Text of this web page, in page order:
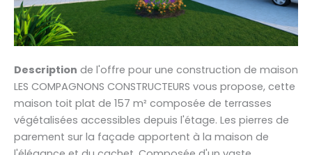
Description de l'offre pour une construction de maison
LES COMPAGNONS CONSTRUCTEURS vous propose, cette
maison toit plat de 157 m² composée de terrasses
végétalisées accessibles depuis l'étage. Les pierres de
parement sur la façade apportent à la maison de